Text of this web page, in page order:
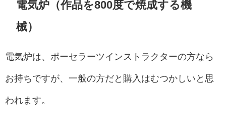
電気炉（作品を800度で焼成する機
械）
電気炉は、ポーセラーツインストラクターの方なら
お持ちですが、一般の方だと購入はむつかしいと思
われます。